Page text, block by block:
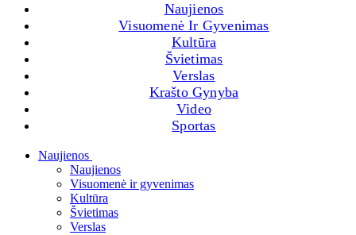
Naujienos
Visuomenė Ir Gyvenimas
Kultūra
Švietimas
Verslas
Krašto Gynyba
Video
Sportas
Naujienos
Naujienos
Visuomenė ir gyvenimas
Kultūra
Švietimas
Verslas